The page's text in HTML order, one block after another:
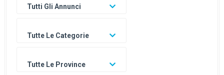
Tutti Gli Annunci
Tutte Le Categorie
Tutte Le Province